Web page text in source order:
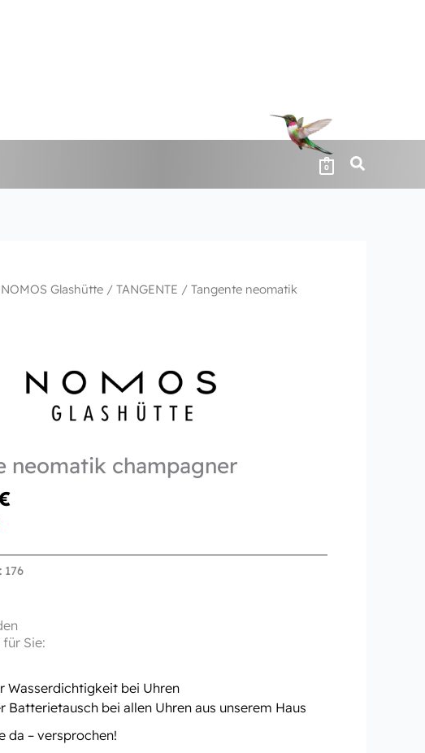
0
NOMOS Glashütte /TANGENTE / Tangente neomatik
neomatik champagner
176
Sie:
Wasserdichtigkeit bei Uhren
Batterietausch bei allen Uhren aus unserem Haus
da – versprochen!